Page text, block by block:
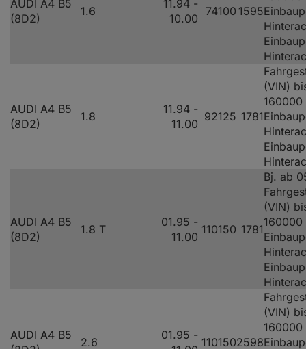
AUDI A4 B5
(8D2)
1.6
11.94 -
10.00
74100 1595
AUDI A4 B5
(8D2)
1.8
11.94 -
11.00
92125 1781
(VIN)
160000
AUDI A4 B5
(8D2)
1.8 T
01.95 -
11.00
110150 1781
Bj. ab
(VIN)
160000
AUDI A4 B5
2.6
01.95 -
1101502598
(VIN)
160000